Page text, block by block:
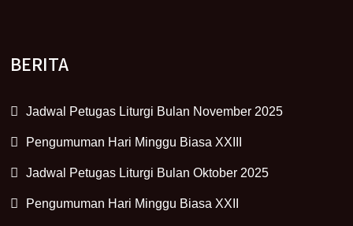
BERITA
Jadwal Petugas Liturgi Bulan November 2025
Pengumuman Hari Minggu Biasa XXIII
Jadwal Petugas Liturgi Bulan Oktober 2025
Pengumuman Hari Minggu Biasa XXII